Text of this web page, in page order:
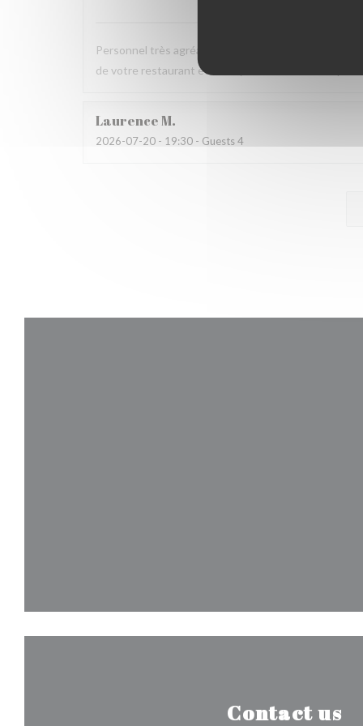
Personnel très agréable et à l'écoute du client. La
de votre restaurant et nous y reviendrons dans pas
LaurenceM
2026-07-20 - 19:30 - Guests 4
Contact us